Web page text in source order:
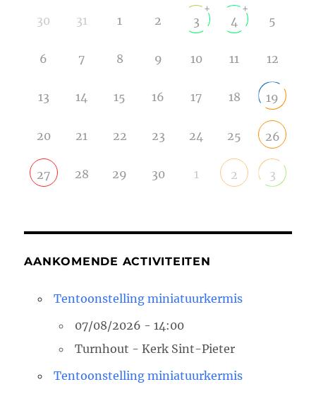
30 31 1 2 3
+
4
+
5
6 7 8 9 10 11 12
13 14 15 16 17 18 19
20 21 22 23 24 25 26
27 28 29 30 1 2 3
AANKOMENDE ACTIVITEITEN
Tentoonstelling miniatuurkermis
07/08/2026 - 14:00
Turnhout - Kerk Sint-Pieter
Tentoonstelling miniatuurkermis